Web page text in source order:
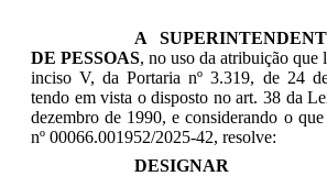
A
DE PESSOAS, no uso da atribuição que
inciso V, da Portaria nº 3.319, de 24
tendo em vista o disposto no art. 38 da
dezembro de 1990, econsiderando o
nº 00066.001952/2025-42, resolve:
DESIGNAR